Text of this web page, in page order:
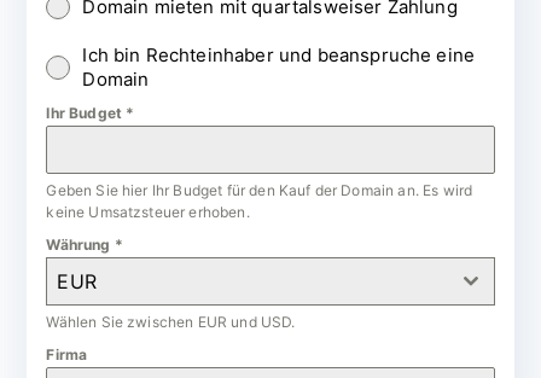
Domain mieten mit quartalsweiser Zahlung
Ich bin Rechteinhaber und beanspruche eine
Domain
Ihr Budget *
Geben Sie hier Ihr Budget für den Kauf der Domain an. Es wird
keine Umsatzsteuer erhoben.
Währung *
EUR
Wählen Sie zwischen EUR und USD.
Firma